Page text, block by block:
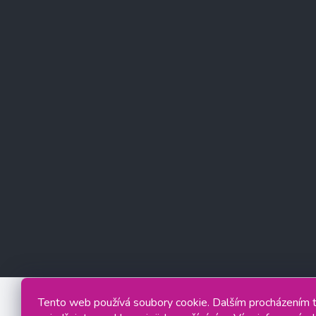
Tento web používá soubory cookie. Dalším